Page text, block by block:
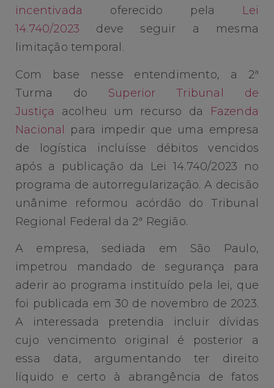
incentivada
oferecido pela Lei
14.740/2023 deve seguir a mesma
limitação temporal.
Com base nesse entendimento, a 2ª
Turma do Superior Tribunal de
Justiça
acolheu um recurso da
Fazenda
Nacional
para impedir que uma empresa
de logística incluísse débitos vencidos
após a publicação da Lei 14.740/2023 no
programa de autorregularização. A decisão
unânime reformou acórdão do Tribunal
Regional Federal da 2ª Região.
A empresa, sediada em São Paulo,
impetrou mandado de segurança para
aderir ao programa instituído pela lei, que
foi publicada em 30 de novembro de 2023.
A interessada pretendia incluir dívidas
cujo vencimento original é posterior a
essa data, argumentando ter direito
líquido e certo à abrangência de fatos